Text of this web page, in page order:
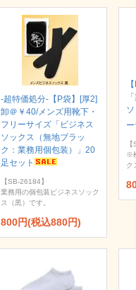
-超特価処分-【P袋】[厚2]
卸＠￥40/メンズ用靴下・
フリーサイズ「ビジネス
ソックス（無地ブラッ
ク：業務用個包装）」20
足セット
【SB-26184】
業務用の個包装ビジネスソック
ス（黒）です。
800円(税込880円)
※
ク